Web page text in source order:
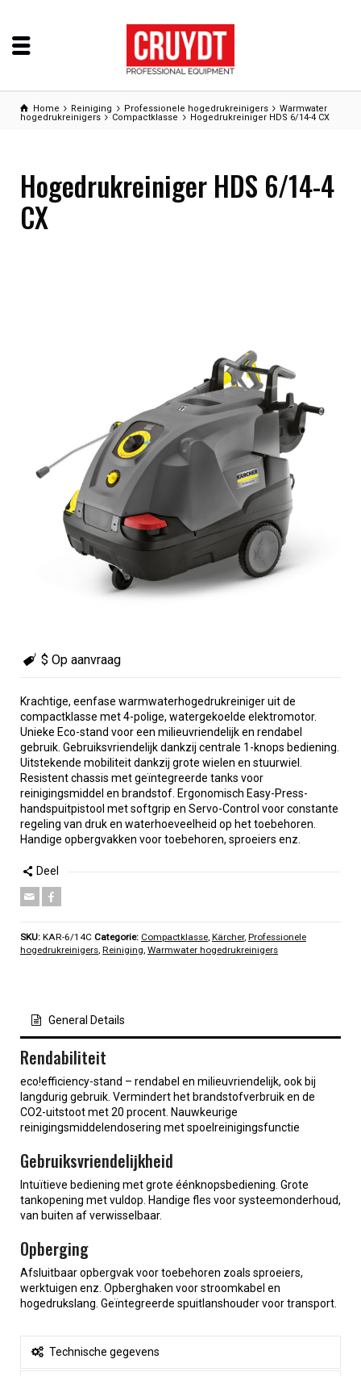
Home Reiniging Professionele hogedrukreinigers
Warmwater
hogedrukreinigers
Compactklasse Hogedrukreiniger HDS 6/14-4 CX
Hogedrukreiniger HDS 6/14-4
CX
$ Op aanvraag
Krachtige, eenfase warmwaterhogedrukreiniger uit de
compactklasse met 4-polige, watergekoelde elektromotor.
Unieke Eco-stand voor een milieuvriendelijk en rendabel
gebruik. Gebruiksvriendelijk dankzij centrale 1-knops bediening.
Uitstekende mobiliteit dankzij grote wielen en stuurwiel.
Resistent chassis met geïntegreerde tanks voor
reinigingsmiddel en brandstof. Ergonomisch Easy-Press-
handspuitpistool met softgrip en Servo-Control voor constante
regeling van druk en waterhoeveelheid op het toebehoren.
Handige opbergvakken voor toebehoren, sproeiers enz.
Deel
SKU: KAR-6/14C Categorie: Compactklasse, Kärcher, Professionele
hogedrukreinigers, Reiniging, Warmwater hogedrukreinigers
General Details
Rendabiliteit
eco!efficiency-stand – rendabel en milieuvriendelijk, ook bij
langdurig gebruik. Vermindert het brandstofverbruik en de
CO2-uitstoot met 20 procent. Nauwkeurige
reinigingsmiddelendosering met spoelreinigingsfunctie
Gebruiksvriendelijkheid
Intuïtieve bediening met grote éénknopsbediening. Grote
tankopening met vuldop. Handige fles voor systeemonderhoud,
van buiten af verwisselbaar.
Opberging
Afsluitbaar opbergvak voor toebehoren zoals sproeiers,
werktuigen enz. Opberghaken voor stroomkabel en
hogedrukslang. Geïntegreerde spuitlanshouder voor transport.
Technische gegevens